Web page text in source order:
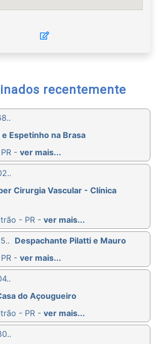
recentemente
Espetinho na Brasa
- ver mais...
Cirurgia Vascular - Clínica
- PR - ver mais...
Despachante Pilatti e Mauro
- ver mais...
do Açougueiro
- PR - ver mais...